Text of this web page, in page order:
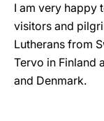
I am very happy
visitors and
Lutherans from
Tervo in Finland
and Denmark.